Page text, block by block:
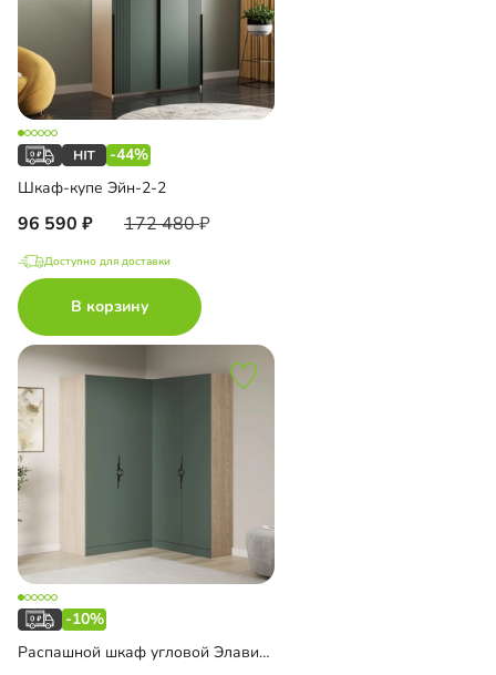
-44%
Шкаф-купе Эйн-2-2
96 590 172 480
Доступно для доставки
В корзину
-10%
Распашной шкаф угловой Элавия-2-400 Премиум